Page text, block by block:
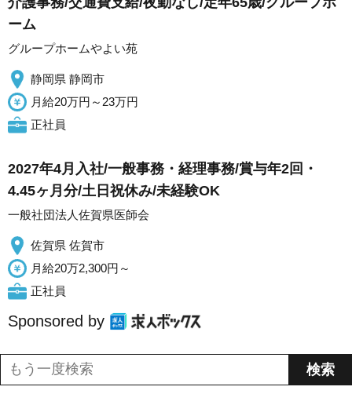
ーム
グループホームやよい苑
静岡県 静岡市
月給20万円～23万円
正社員
2027年4月入社/一般事務・経理事務/賞与年2回・
4.45ヶ月分/土日祝休み/未経験OK
一般社団法人佐賀県医師会
佐賀県 佐賀市
月給20万2,300円～
正社員
Sponsored by